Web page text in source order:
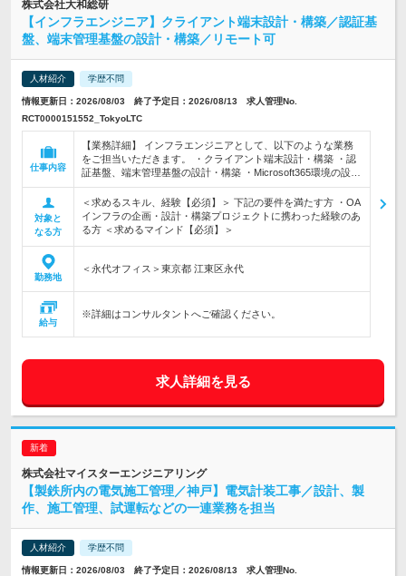
株式会社大和総研
【インフラエンジニア】クライアント端末設計・構築／認証基
盤、端末管理基盤の設計・構築／リモート可
人材紹介 学歴不問
情報更新日：2026/08/03 終了予定日：2026/08/13 求人管理No.
RCT0000151552_TokyoLTC
仕事内容
【業務詳細】 インフラエンジニアとして、以下のような業務
をご担当いただきます。 ・クライアント端末設計・構築 ・認
証基盤、端末管理基盤の設計・構築 ・Microsoft365環境の設…
対象と
なる方
＜求めるスキル、経験【必須】＞ 下記の要件を満たす方 ・OA
インフラの企画・設計・構築プロジェクトに携わった経験のあ
る方 ＜求めるマインド【必須】＞
勤務地
＜永代オフィス＞東京都 江東区永代
給与
※詳細はコンサルタントへご確認ください。
求人詳細を見る
株式会社マイスターエンジニアリング
【製鉄所内の電気施工管理／神戸】電気計装工事／設計、製
作、施工管理、試運転などの一連業務を担当
人材紹介 学歴不問
情報更新日：2026/08/03 終了予定日：2026/08/13 求人管理No.